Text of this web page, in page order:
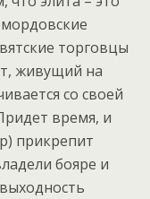
торговцы
живущий на
со своей
время, и
прикрепит
бояре и